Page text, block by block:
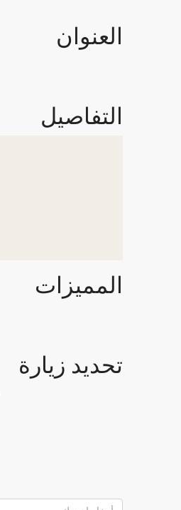
العنوان
التفاصيل
المميزات
تحديد زيارة